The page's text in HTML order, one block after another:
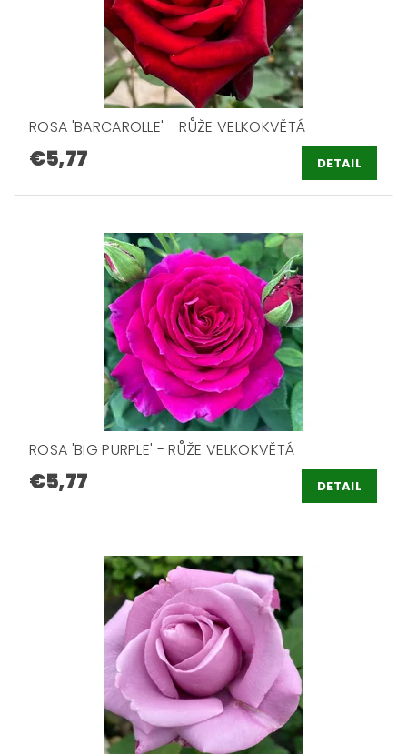
ROSA 'BARCAROLLE' - RŮŽE VELKOKVĚTÁ
€5,77 DETAIL
ROSA 'BIG PURPLE' - RŮŽE VELKOKVĚTÁ
€5,77 DETAIL